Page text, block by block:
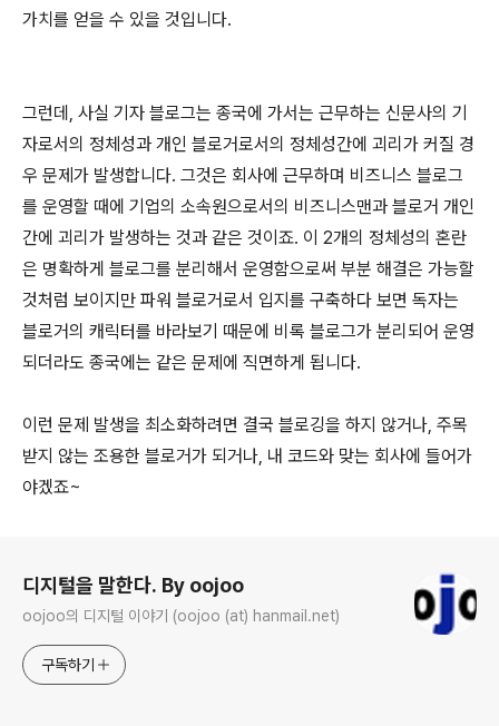
가치를 얻을 수 있을 것입니다.
그런데, 사실 기자 블로그는 종국에 가서는 근무하는 신문사의 기
자로서의 정체성과 개인 블로거로서의 정체성간에 괴리가 커질 경
우 문제가 발생합니다. 그것은 회사에 근무하며 비즈니스 블로그
를 운영할 때에 기업의 소속원으로서의 비즈니스맨과 블로거 개인
간에 괴리가 발생하는 것과 같은 것이죠. 이 2개의 정체성의 혼란
은 명확하게 블로그를 분리해서 운영함으로써 부분 해결은 가능할
것처럼 보이지만 파워 블로거로서 입지를 구축하다 보면 독자는
블로거의 캐릭터를 바라보기 때문에 비록 블로그가 분리되어 운영
되더라도 종국에는 같은 문제에 직면하게 됩니다.
이런 문제 발생을 최소화하려면 결국 블로깅을 하지 않거나, 주목
받지 않는 조용한 블로거가 되거나, 내 코드와 맞는 회사에 들어가
야겠죠~
디지털을 말한다. By oojoo
oojoo의 디지털 이야기 (oojoo (at) hanmail.net)
구독하기